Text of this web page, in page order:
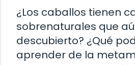
¿Los caballos tienen
sobrenaturales que
descubierto? ¿Qué
aprender de la